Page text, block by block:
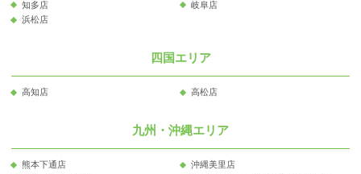
知多店
岐阜店
浜松店
四国エリア
高知店 高松店
九州・沖縄エリア
熊本下通店
沖縄美里店